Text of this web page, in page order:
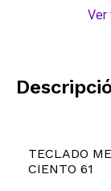
Ver
TECLADO
CIENTO 61